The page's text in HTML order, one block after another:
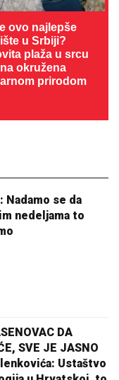
ovo najlepše
u Srbiji?
plaža u srcu
okružena
prirodom
Nadamo se da
nedeljama to
DA
SVE JE JASNO
Ustaštvo